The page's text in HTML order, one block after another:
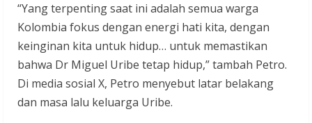
“Yang terpenting saat ini adalah semua warga
Kolombia fokus dengan energi hati kita, dengan
keinginan kita untuk hidup… untuk memastikan
bahwa Dr Miguel Uribe tetap hidup,” tambah Petro.
Di media sosial X, Petro menyebut latar belakang
dan masa lalu keluarga Uribe.